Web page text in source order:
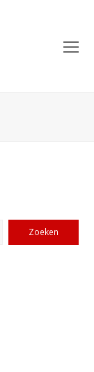
Zoeken